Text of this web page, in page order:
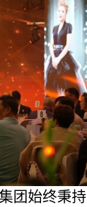
团始终秉持